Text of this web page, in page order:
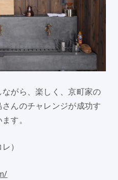
がら、楽しく、京町家の
んのチャレンジが成功す
す。
）